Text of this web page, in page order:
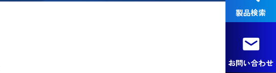
製品検索
お問い合わせ